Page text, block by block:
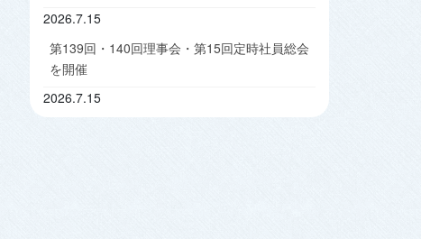
2026.7.15
第139回・140回理事会・第15回定時社員総会
を開催
2026.7.15